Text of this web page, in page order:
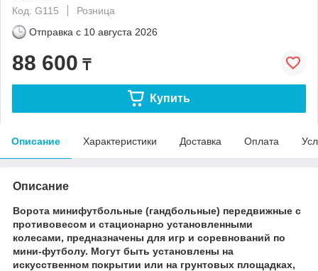
Код: G115
Розница
Отправка с 10 августа 2026
88 600 ₸
Купить
Описание Характеристики Доставка Оплата
Описание
Ворота минифутбольные (гандбольные) передвижные с
противовесом и стационарно установленными
колесами, предназначены для игр и соревнований по
мини-футболу. Могут быть установлены на
искусственном покрытии или на грунтовых площадках,